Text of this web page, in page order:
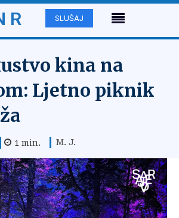
R SLUŠAJ
kina na
Ljetno piknik
1 min. M. J.